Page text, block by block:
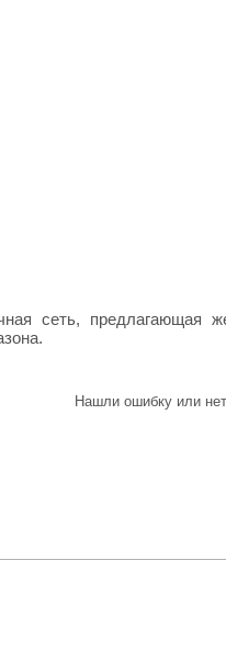
сеть,
Нашли ошибку или